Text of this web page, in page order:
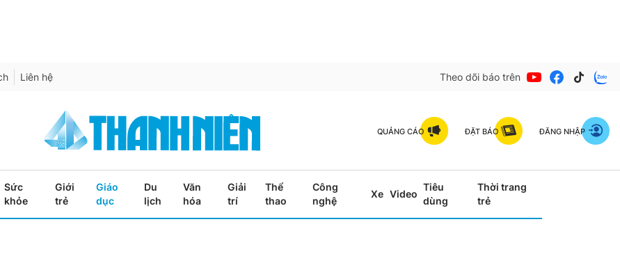
Liên hệ Theo dõi báo trên
QUẢNG CÁO ĐẶT BÁO ĐĂNG NHẬP
Sức
khỏe
Giới
trẻ
Giáo
dục
Du
lịch
Văn
hóa
Giải
trí
Thể
thao
Công
nghệ
Xe Video
Tiêu
dùng
Thời trang
trẻ